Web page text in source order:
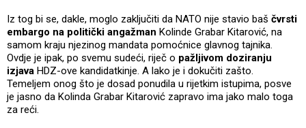
Iz tog bi se, dakle, moglo zaključiti da NATO nije stavio baš čvrsti
embargo na politički angažman Kolinde Grabar Kitarović, na
samom kraju njezinog mandata pomoćnice glavnog tajnika.
Ovdje je ipak, po svemu sudeći, riječ o pažljivom doziranju
izjava HDZ-ove kandidatkinje. A lako je i dokučiti zašto.
Temeljem onog što je dosad ponudila u rijetkim istupima, posve
je jasno da Kolinda Grabar Kitarović zapravo ima jako malo toga
za reći.